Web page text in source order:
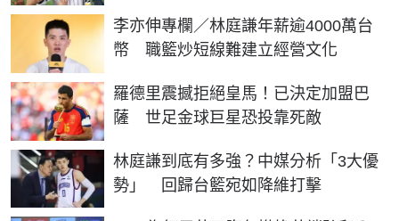
李亦伸專欄／林庭謙年薪逾4000萬台
幣 職籃炒短線難建立經營文化
羅德里震撼拒絕皇馬！已決定加盟巴
薩 世足金球巨星恐投靠死敵
林庭謙到底有多強？中媒分析「3大優
勢」 回歸台籃宛如降維打擊